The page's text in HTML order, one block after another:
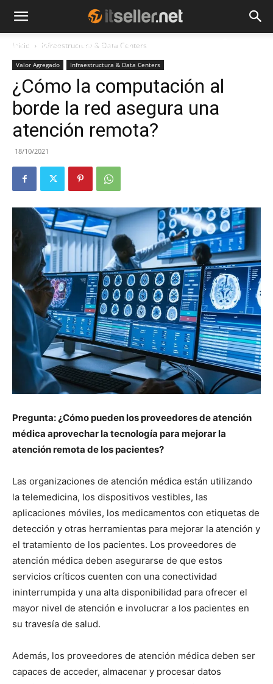
NOTICIAS TENDENCIAS
Inicio Infraestructura & Data Centers
Valor Agregado Infraestructura & Data Centers
¿Cómo la computación al
borde la red asegura una
atención remota?
18/10/2021
Pregunta: ¿Cómo pueden los proveedores de atención
médica aprovechar la tecnología para mejorar la
atención remota de los pacientes?
Las organizaciones de atención médica están utilizando
la telemedicina, los dispositivos vestibles, las
aplicaciones móviles, los medicamentos con etiquetas de
detección y otras herramientas para mejorar la atención y
el tratamiento de los pacientes. Los proveedores de
atención médica deben asegurarse de que estos
servicios críticos cuenten con una conectividad
ininterrumpida y una alta disponibilidad para ofrecer el
mayor nivel de atención e involucrar a los pacientes en
su travesía de salud.
Además, los proveedores de atención médica deben ser
capaces de acceder, almacenar y procesar datos